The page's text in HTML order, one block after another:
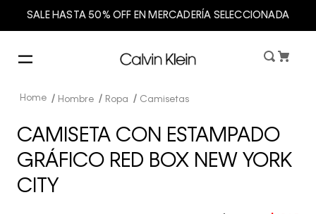
SALE HASTA 50% OFF EN MERCADERÍA SELECCIONADA
Hombre Ropa Camisetas
CAMISETA CON ESTAMPADO
GRÁFICO RED BOX NEW YORK
CITY